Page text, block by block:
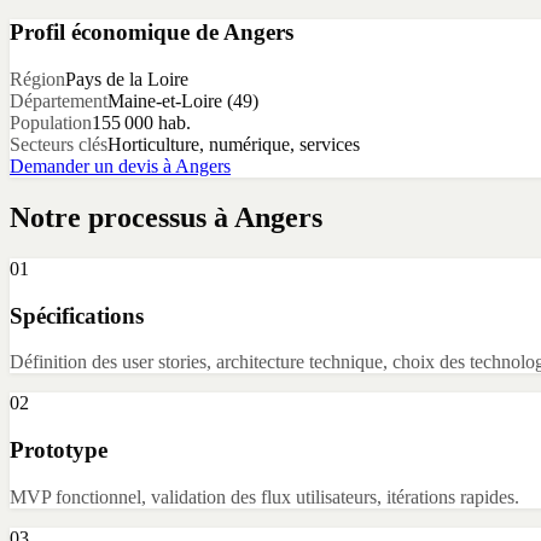
Profil économique deAngers
RégionPays de la Loire
DépartementMaine-et-Loire (49)
Population155 000 hab.
Secteurs clésHorticulture, numérique, services
Demander un devis à Angers
Notre processus à Angers
01
Spécifications
Définition des user stories, architecture technique, choix des
02
Prototype
MVP fonctionnel, validation des flux utilisateurs, itérations rapides.